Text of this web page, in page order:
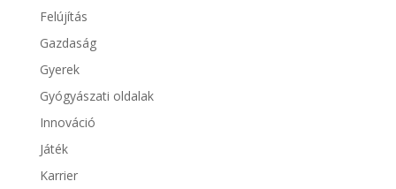
Felújítás
Gazdaság
Gyerek
Gyógyászati oldalak
Innováció
Játék
Karrier